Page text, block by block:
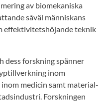
av biomekaniska
såväl människans
effektivitetshöjande teknik
dess forskning spänner
inom
medicin samt material-
Forskningen